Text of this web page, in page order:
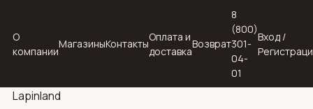
О
компании
МагазиныКонтакты
Оплата и
доставка
Возврат
8
(800)
301-
04-
01
Вход /
Lapinland